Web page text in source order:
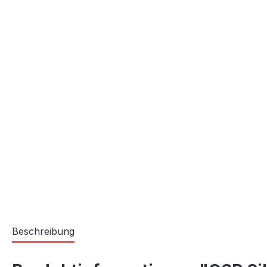
Beschreibung